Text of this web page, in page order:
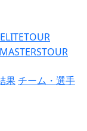
果チーム・選手